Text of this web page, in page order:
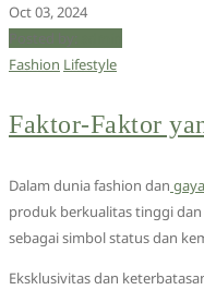
Oct 03, 2024
Fashion Lifestyle
Faktor-Faktor
Dalam dunia fashion dan
produk berkualitas tinggi
sebagai simbol status dan
Eksklusivitas dan